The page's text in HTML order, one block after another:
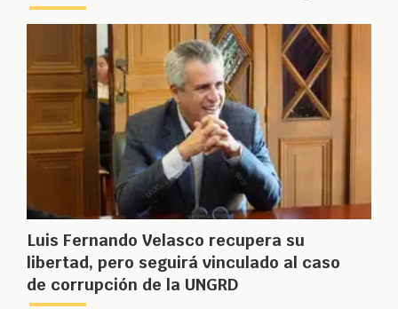
Luis Fernando Velasco recupera su
libertad, pero seguirá vinculado al caso
de corrupción de la UNGRD